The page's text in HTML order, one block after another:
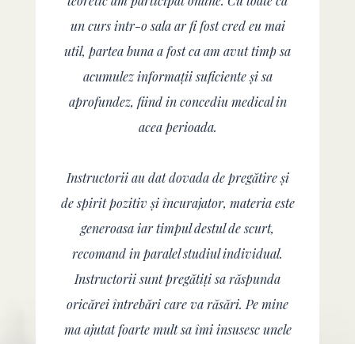
un curs intr-o sala ar fi fost cred eu mai
util, partea buna a fost ca am avut timp sa
acumulez informații suficiente și sa
aprofundez, fiind in concediu medical in
acea perioada.
Instructorii au dat dovada de pregătire și
de spirit pozitiv și încurajator, materia este
generoasa iar timpul destul de scurt,
recomand in paralel studiul individual.
Instructorii sunt pregătiți sa răspunda
oricărei întrebări care va răsări. Pe mine
ma ajutat foarte mult sa îmi insusesc unele